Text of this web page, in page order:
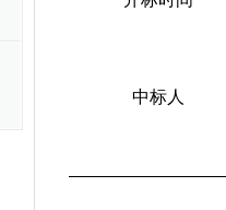
中标人